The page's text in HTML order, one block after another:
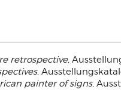
retrospective,
,
painter of signs,